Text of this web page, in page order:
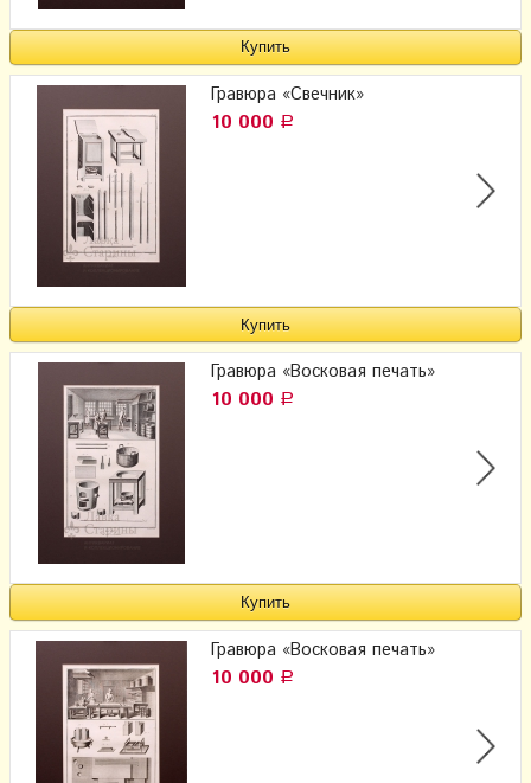
Гравюра «Свечник»
10 000 Р
Гравюра «Восковая печать»
10 000 Р
Гравюра «Восковая печать»
10 000 Р